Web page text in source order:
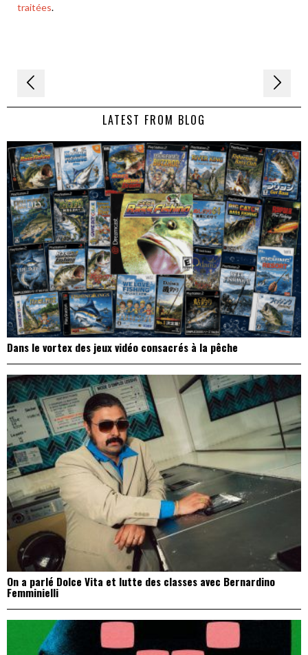
traitées.
Navigation
de LATEST FROM BLOG
Dans le vortex des jeux vidéo consacrés à la pêche
On a parlé Dolce Vita et lutte des classes avec Bernardino
Femminielli